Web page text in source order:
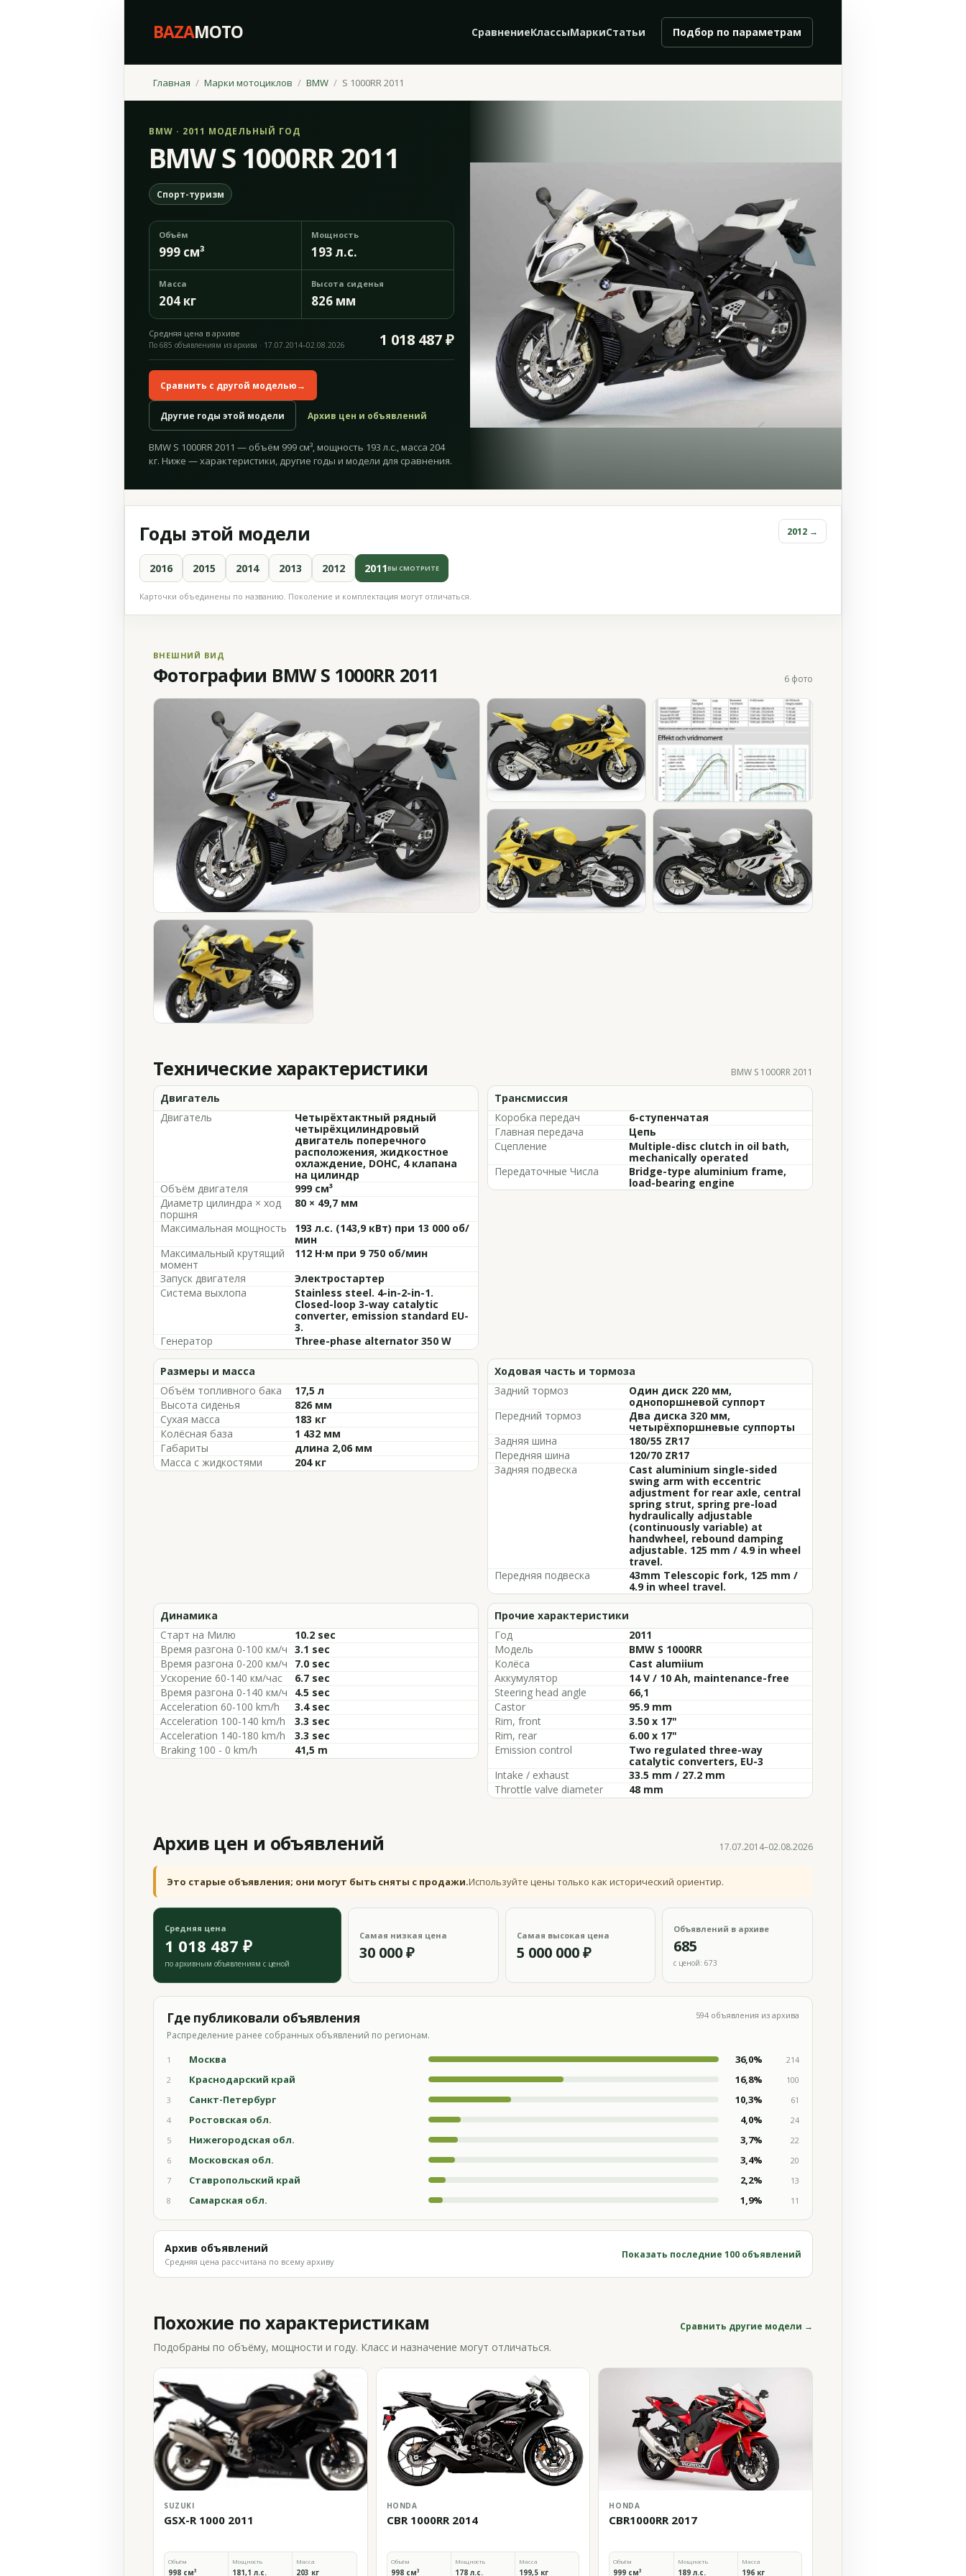
BAZAMOTO СравнениеКлассыМаркиСтатьи Подбор по параметрам
Главная Марки мотоциклов BMW S 1000RR 2011
BMW · 2011 МОДЕЛЬНЫЙ ГОД
BMW S 1000RR 2011
Спорт-туризм
Объём
999 см³
Мощность
193 л.с.
Масса
204 кг
Высота сиденья
826 мм
Средняя цена в архиве 1 018 487 ₽
По 685 объявлениям из архива · 17.07.2014–02.08.2026
Сравнить с другой моделью→
Другие годы этой модели Архив цен и объявлений
BMW S 1000RR 2011 — объём 999 см³, мощность 193 л.с., масса 204
кг. Ниже — характеристики, другие годы и модели для сравнения.
Годы этой модели 2012 →
2016 2015 2014 2013 2012 2011ВЫ СМОТРИТЕ
Карточки объединены по названию. Поколение и комплектация могут отличаться.
ВНЕШНИЙ ВИД
Фотографии BMW S 1000RR 2011 6 фото
Технические характеристики BMW S 1000RR 2011
Двигатель
Двигатель
Четырёхтактный рядный
четырёхцилиндровый
двигатель поперечного
расположения, жидкостное
охлаждение, DOHC, 4 клапана
на цилиндр
Объём двигателя
999 см³
Диаметр цилиндра × ход
поршня
80 × 49,7 мм
Максимальная мощность
193 л.с. (143,9 кВт) при 13 000 об/
мин
Максимальный крутящий
момент
112 Н·м при 9 750 об/мин
Запуск двигателя
Электростартер
Система выхлопа
Stainless steel. 4-in-2-in-1.
Closed-loop 3-way catalytic
converter, emission standard EU-
3.
Генератор
Three-phase alternator 350 W
Трансмиссия
Коробка передач
6-ступенчатая
Главная передача
Цепь
Сцепление
Multiple-disc clutch in oil bath,
mechanically operated
Передаточные Числа
Bridge-type aluminium frame,
load-bearing engine
Размеры и масса
Объём топливного бака
17,5 л
Высота сиденья
826 мм
Сухая масса
183 кг
Колёсная база
1 432 мм
Габариты
длина 2,06 мм
Масса с жидкостями
204 кг
Ходовая часть и тормоза
Задний тормоз
Один диск 220 мм,
однопоршневой суппорт
Передний тормоз
Два диска 320 мм,
четырёхпоршневые суппорты
Задняя шина
180/55 ZR17
Передняя шина
120/70 ZR17
Задняя подвеска
Cast aluminium single-sided
swing arm with eccentric
adjustment for rear axle, central
spring strut, spring pre-load
hydraulically adjustable
(continuously variable) at
handwheel, rebound damping
adjustable. 125 mm / 4.9 in wheel
travel.
Передняя подвеска
43mm Telescopic fork, 125 mm /
4.9 in wheel travel.
Динамика
Старт на Милю
10.2 sec
Время разгона 0-100 км/ч 3.1 sec
Время разгона 0-200 км/ч
7.0 sec
Ускорение 60-140 км/час
6.7 sec
Время разгона 0-140 км/ч
4.5 sec
Acceleration 60-100 km/h
3.4 sec
Acceleration 100-140 km/h
3.3 sec
Acceleration 140-180 km/h
3.3 sec
Braking 100 - 0 km/h
41,5 m
Прочие характеристики
Год
2011
Модель
BMW S 1000RR
Колёса
Cast alumiium
Аккумулятор
14 V / 10 Ah, maintenance-free
Steering head angle
66,1
Castor
95.9 mm
Rim, front
3.50 x 17"
Rim, rear
6.00 x 17"
Emission control
Two regulated three-way
catalytic converters, EU-3
Intake / exhaust
33.5 mm / 27.2 mm
Throttle valve diameter
48 mm
Архив цен и объявлений 17.07.2014–02.08.2026
Это старые объявления; они могут быть сняты с продажи.Используйте цены только как исторический ориентир.
Средняя цена
1 018 487 ₽
по архивным объявлениям с ценой
Самая низкая цена
30 000 ₽
Самая высокая цена
5 000 000 ₽
Объявлений в архиве
685
с ценой: 673
Где публиковали объявления
Распределение ранее собранных объявлений по регионам.
594 объявления из архива
1 Москва 36,0%
214
2
Краснодарский край 16,8%
100
3
Санкт-Петербург 10,3%
61
4
Ростовская обл. 4,0%
24
5
Нижегородская обл. 3,7%
22
6
Московская обл. 3,4%
20
7
Ставропольский край 2,2%
13
8
Самарская обл. 1,9% 11
Архив объявлений
Средняя цена рассчитана по всему архиву
Показать последние 100 объявлений
Похожие по характеристикам Сравнить другие модели →
Подобраны по объёму, мощности и году. Класс и назначение могут отличаться.
SUZUKI
GSX-R 1000 2011
Объём
998 см³
Мощность
181,1 л.с.
Масса
203 кг
HONDA
CBR 1000RR 2014
Объём
998 см³
Мощность
178 л.с.
Масса
199,5 кг
HONDA
CBR1000RR 2017
Объём
999 см³
Мощность
189 л.с.
Масса
196 кг